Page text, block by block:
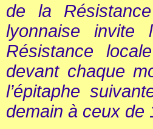
de la
lyonnaise invite
Résistance
devant chaque
l’épitaphe
demain à ceux de